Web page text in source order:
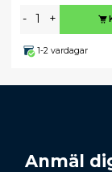
- +
1-2 vardagar
Anmäl